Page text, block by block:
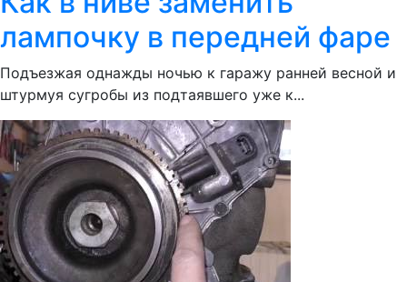
лампочку в передней фаре
Подъезжая однажды ночью к гаражу ранней весной и
штурмуя сугробы из подтаявшего уже к...